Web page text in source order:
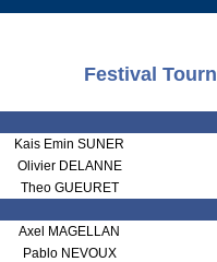
Festival
Kais Emin SUNER
Olivier DELANNE
Theo GUEURET
Axel MAGELLAN
Pablo NEVOUX